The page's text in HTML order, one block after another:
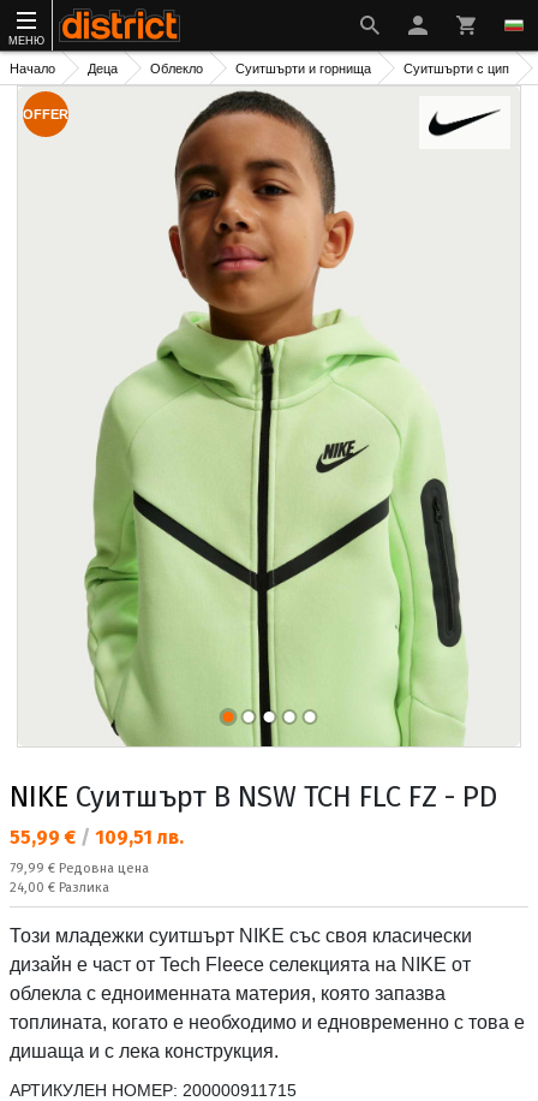
МЕНЮ
Начало Деца Облекло Суитшърти и горнища Суитшърти с цип
OFFER
NIKE Суитшърт B NSW TCH FLC FZ - PD
Текуща цена:
55,99 € / 109,51 лв.
Редовна цена:
79,99 € Редовна цена
Спестявате:
24,00 € Разлика
Този младежки суитшърт NIKE със своя класически
дизайн е част от Tech Fleece селекцията на NIKE от
облекла с едноименната материя, която запазва
топлината, когато е необходимо и едновременно с това е
дишаща и с лека конструкция.
АРТИКУЛЕН НОМЕР: 200000911715